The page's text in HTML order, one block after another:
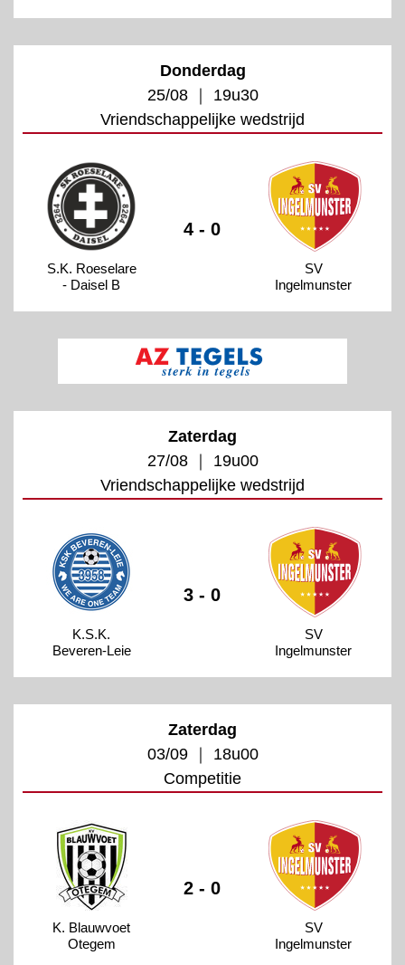
Donderdag
25/08 ｜ 19u30
Vriendschappelijke wedstrijd
S.K. Roeselare
- Daisel B
4 - 0
SV
Ingelmunster
Zaterdag
27/08 ｜ 19u00
Vriendschappelijke wedstrijd
K.S.K.
Beveren-Leie
3 - 0
SV
Ingelmunster
Zaterdag
03/09 ｜ 18u00
Competitie
K. Blauwvoet
Otegem
2 - 0
SV
Ingelmunster